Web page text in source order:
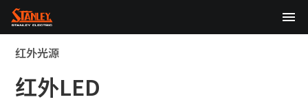
TOP
关于我们
红外光源
红外LED